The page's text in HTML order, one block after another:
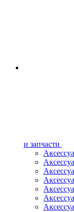
и запчасти